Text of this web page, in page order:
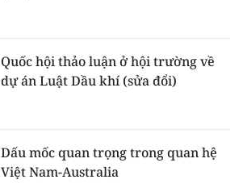
Quốc hội thảo luận ở hội trường về
dự án Luật Dầu khí (sửa đổi)
Dấu mốc quan trọng trong quan hệ
Việt Nam-Australia